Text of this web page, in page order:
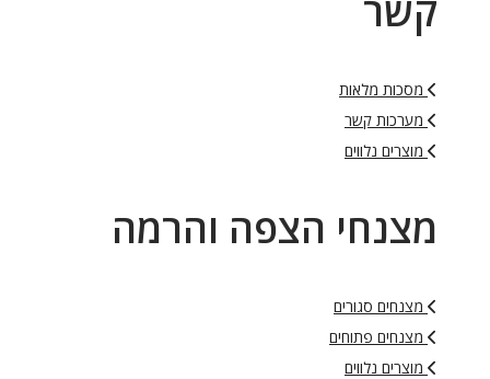
קשר
מסכות מלאות
מערכות קשר
מוצרים נלווים
מצנחי הצפה והרמה
מצנחים סגורים
מצנחים פתוחים
מוצרים נלווים